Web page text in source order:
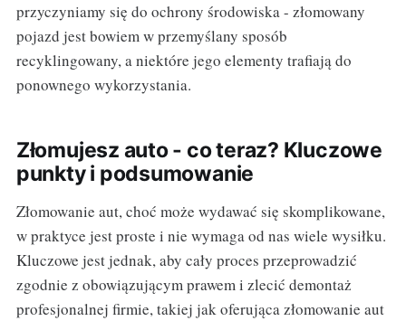
przyczyniamy się do ochrony środowiska - złomowany
pojazd jest bowiem w przemyślany sposób
recyklingowany, a niektóre jego elementy trafiają do
ponownego wykorzystania.
Złomujesz auto - co teraz? Kluczowe
punkty i podsumowanie
Złomowanie aut, choć może wydawać się skomplikowane,
w praktyce jest proste i nie wymaga od nas wiele wysiłku.
Kluczowe jest jednak, aby cały proces przeprowadzić
zgodnie z obowiązującym prawem i zlecić demontaż
profesjonalnej firmie, takiej jak oferująca złomowanie aut